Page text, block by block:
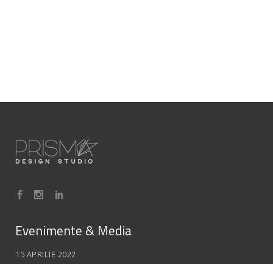
Evenimente & Media
15 APRILIE 2022